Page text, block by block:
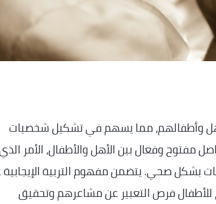
الأهل وأطفالهم، مما يسهم في تشكيل شخصيات
مفتوح وفعال بين الأهل والأطفال، الأمر
بشكل صحي. يتضمن مفهوم التربية
للأطفال فرص التعبير عن مشاعرهم وتحقيق